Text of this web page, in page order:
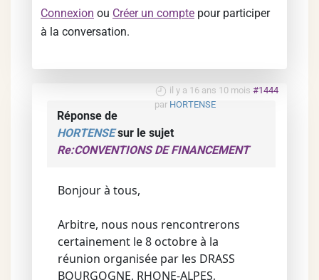
Connexion ou Créer un compte pour participer
à la conversation.
il y a 16 ans 10 mois #1444
par HORTENSE
Réponse de
HORTENSEsur le sujet
Re:CONVENTIONS DE FINANCEMENT
Bonjour à tous,
Arbitre, nous nous rencontrerons
certainement le 8 octobre à la
réunion organisée par les DRASS
BOURGOGNE, RHONE-ALPES,